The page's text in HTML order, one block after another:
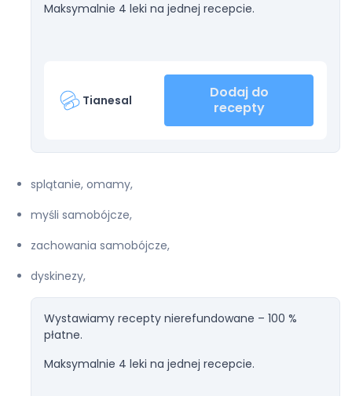
Maksymalnie 4 leki na jednej recepcie.
Tianesal
Dodaj do
recepty
splątanie, omamy,
myśli samobójcze,
zachowania samobójcze,
dyskinezy,
Wystawiamy recepty nierefundowane – 100 %
płatne.
Maksymalnie 4 leki na jednej recepcie.